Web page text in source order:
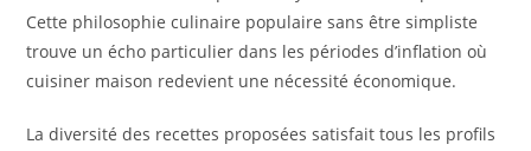
Cette philosophie culinaire populaire sans être simpliste
trouve un écho particulier dans les périodes d’inflation où
cuisiner maison redevient une nécessité économique.
La diversité des recettes proposées satisfait tous les profils